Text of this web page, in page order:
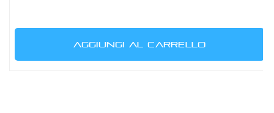
AGGIUNGI AL CARRELLO